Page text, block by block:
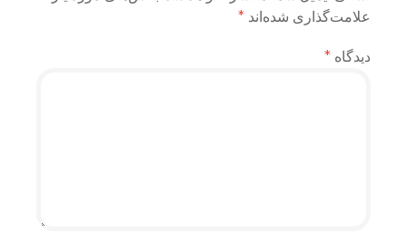
علامت‌گذاری شده‌اند *
دیدگاه *